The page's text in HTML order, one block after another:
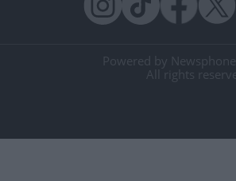
Powered by Newsphone
All rights